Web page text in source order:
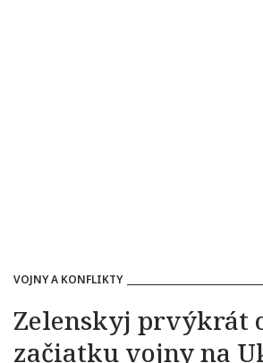
VOJNY A KONFLIKTY
Zelenskyj prvýkrát
začiatku vojny na